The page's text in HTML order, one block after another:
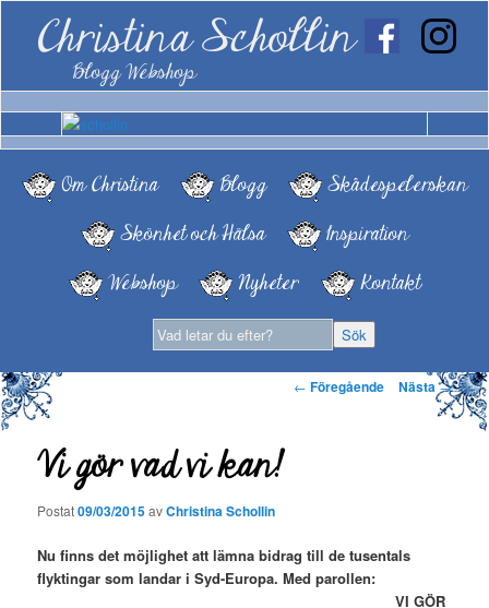
Christina Schollin
Blogg Webshop
Om Christina Blogg
Skådespelerskan
Skönhet och Hälsa
Inspiration
Webshop
Nyheter Kontakt
Inläggsnavigering
← Föregående Nästa→
Vi gör vad vi kan!
Postat09/03/2015avChristina Schollin
Nu finns det möjlighet att lämna bidrag till de tusentals
flyktingar som landar i Syd-Europa. Med parollen:
VI GÖR